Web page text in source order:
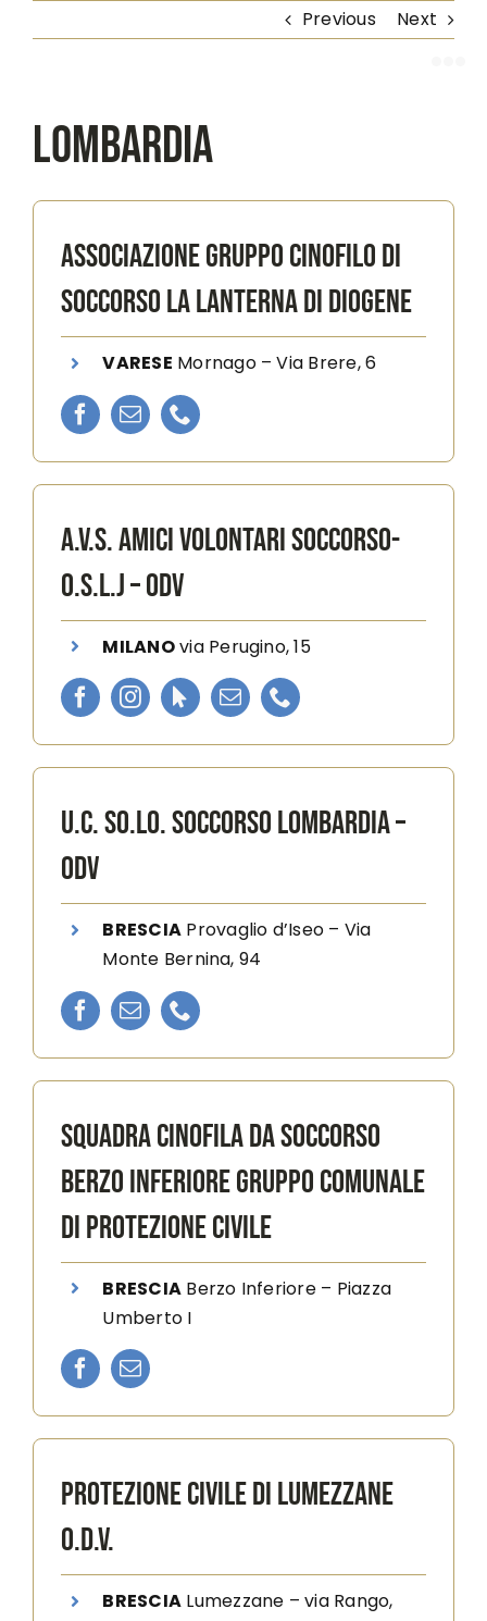
Previous Next
LOMBARDIA
ASSOCIAZIONE GRUPPO CINOFILO DI
SOCCORSO LA LANTERNA DI DIOGENE
VARESE Mornago –Via Brere, 6
A.V.S. AMICI VOLONTARI SOCCORSO-
O.S.L.J – ODV
MILANOvia Perugino, 15
U.C. SO.LO. SOCCORSO LOMBARDIA –
ODV
BRESCIA Provaglio d’Iseo – Via
Monte Bernina, 94
SQUADRA CINOFILA DA SOCCORSO
BERZO INFERIORE GRUPPO COMUNALE
DI PROTEZIONE CIVILE
BRESCIA Berzo Inferiore– Piazza
Umberto I
PROTEZIONE CIVILE DI LUMEZZANE
O.D.V.
BRESCIA Lumezzane –via Rango,